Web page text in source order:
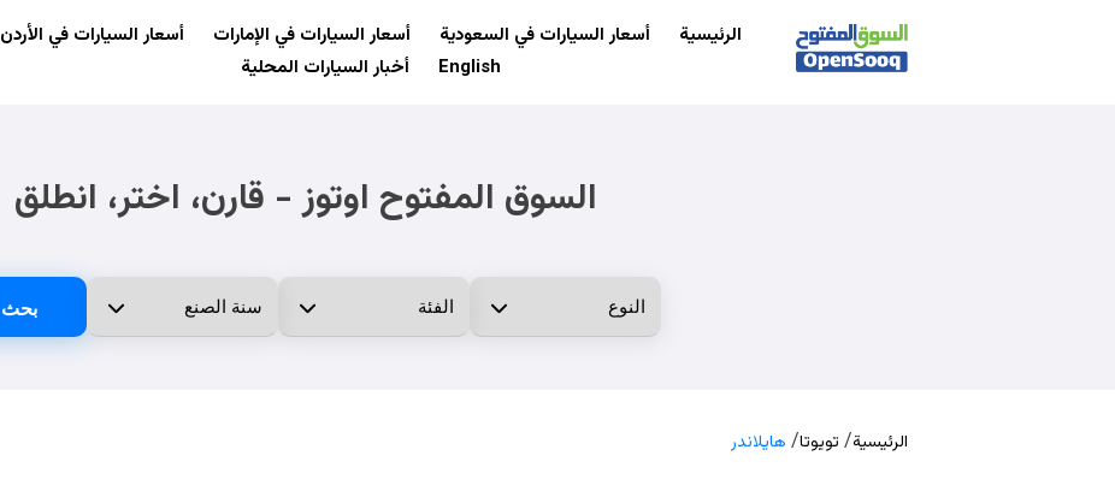
الرئيسية أسعار السيارات في السعودية أسعار السيارات في الإمارات
أسعار السيارات في الأردن
English
أخبار السيارات المحلية
السوق المفتوح اوتوز - قارن، اختر، انطلق
بحث
الرئيسية/ تويوتا/ هايلاندر